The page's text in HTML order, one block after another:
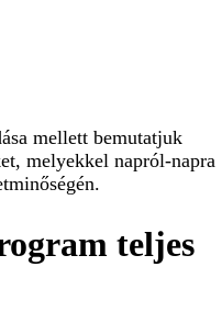
mellett bemutatjuk
melyekkel napról-napra
teljes